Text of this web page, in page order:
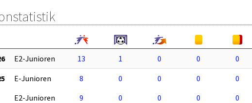
E2-Junioren 13 1 0 0 0
E-Junioren 8 0 0 0 0
E2-Junioren
9 0 0 0 0